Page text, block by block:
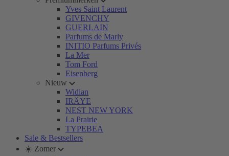
Yves Saint Laurent
GIVENCHY
GUERLAIN
Parfums de Marly
INITIO Parfums Privés
La Mer
Tom Ford
Eisenberg
Nieuw
Widian
IRÄYE
NEST NEW YORK
La Prairie
TYPEBEA
Sale & Bestsellers
☀️ Zomer